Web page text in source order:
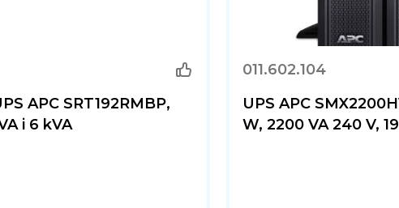
APC SRT192RMBP,
i 6 kVA
011.602.104
UPS APC
W, 2200 VA 240 V,